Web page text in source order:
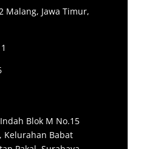
Malang, Jawa Timur,
Blok M No.15
Kelurahan Babat